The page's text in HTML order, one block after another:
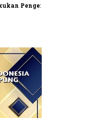
Pengembangan Pembangkit